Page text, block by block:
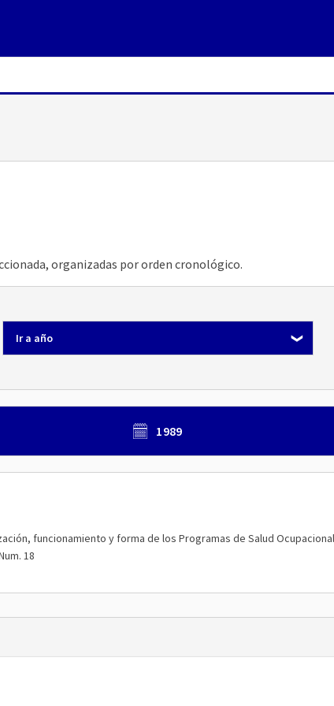
organizadas por orden cronológico.
Ir a año
1989
funcionamiento y forma de los Programas de Salud
18